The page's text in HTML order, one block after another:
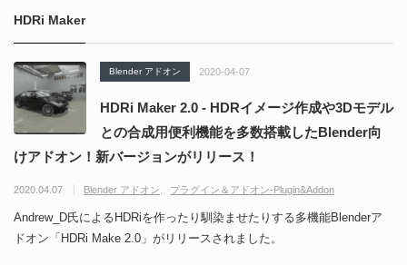
能な伸縮式ライトセ
ーバーの開発メイキ
nderのドキュメン
er向けAIエージェン
CGMatter
HDRi Maker
Blender アドオン 2020-04-07
HDRi Maker 2.0 - HDRイメージ作成や3Dモデル
との合成用便利機能を多数搭載したBlender向
けアドオン！新バージョンがリリース！
2020.04.07 Blender アドオン プラグイン＆アドオン-Plugin&Addon
Andrew_D氏によるHDRiを作ったり馴染ませたりする多機能Blenderア
ドオン「HDRi Make 2.0」がリリースされました。